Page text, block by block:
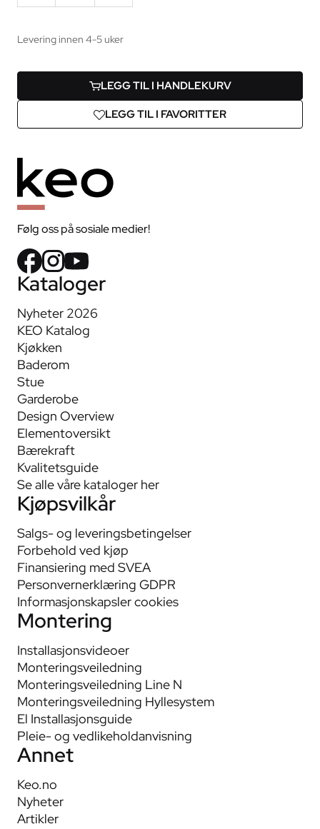
Levering innen 4-5 uker
LEGG TIL I HANDLEKURV
LEGG TIL I FAVORITTER
Følg oss på sosiale medier!
Kataloger
Nyheter 2026
KEO Katalog
Kjøkken
Baderom
Stue
Garderobe
Design Overview
Elementoversikt
Bærekraft
Kvalitetsguide
Se alle våre kataloger her
Kjøpsvilkår
Salgs- og leveringsbetingelser
Forbehold ved kjøp
Finansiering med SVEA
Personvernerklæring GDPR
Informasjonskapsler cookies
Montering
Installasjonsvideoer
Monteringsveiledning
Monteringsveiledning Line N
Monteringsveiledning Hyllesystem
El Installasjonsguide
Pleie- og vedlikeholdanvisning
Annet
Keo.no
Nyheter
Artikler